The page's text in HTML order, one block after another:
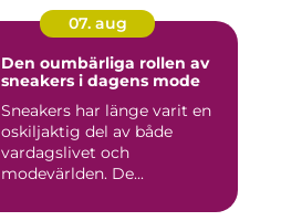
07. aug
Den oumbärliga rollen av
sneakers i dagens mode
Sneakers har länge varit en
oskiljaktig del av både
vardagslivet och
modevärlden. De...